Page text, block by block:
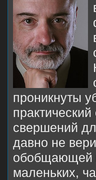
проникнуты
свершений
давно не
обобщающей
маленьких,